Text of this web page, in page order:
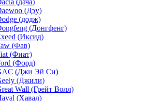
(Дэу)
(додж)
(Донгфенг)
(Иксид)
(Фав)
(Фиат)
(Форд)
(Джи Эй Си)
(Джили)
Wall (Грейт Волл)
(Хавал)